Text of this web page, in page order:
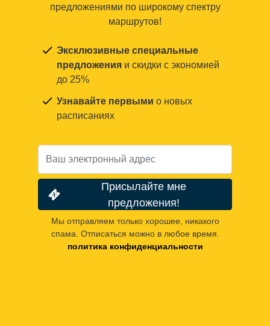
предложениями по широкому спектру
маршрутов!
Эксклюзивные специальные
предложения и скидки с экономией
до 25%
Узнавайте первыми о новых
расписаниях
Присылайте мне
предложения!
Мы отправляем только хорошее, никакого
спама. Отписаться можно в любое время.
политика конфиденциальности